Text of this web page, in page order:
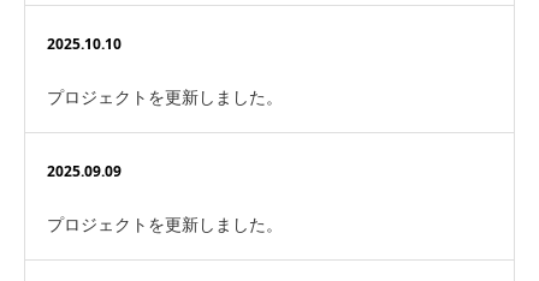
2025.10.10
プロジェクトを更新しました。
2025.09.09
プロジェクトを更新しました。